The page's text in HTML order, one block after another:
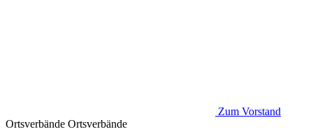
Zum Vorstand
Ortsverbände Ortsverbände